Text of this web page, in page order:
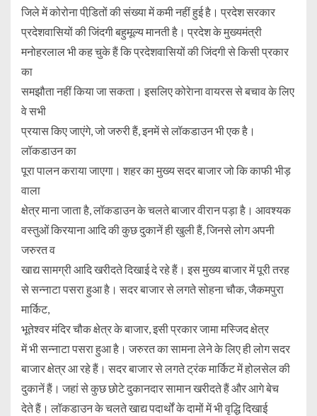
जिले में कोरोना पीडि़तों की संख्या में कमी नहीं हुई है। प्रदेश सरकार
प्रदेशवासियों की जिंदगी बहुमूल्य मानती है। प्रदेश के मुख्यमंत्री
मनोहरलाल भी कह चुके हैं कि प्रदेशवासियों की जिंदगी से किसी प्रकार
का
समझौता नहीं किया जा सकता। इसलिए कोरेाना वायरस से बचाव के लिए
वे सभी
प्रयास किए जाएंगे, जो जरुरी हैं, इनमें से लॉकडाउन भी एक है।
लॉकडाउन का
पूरा पालन कराया जाएगा। शहर का मुख्य सदर बाजार जो कि काफी भीड़
वाला
क्षेत्र माना जाता है, लॉकडाउन के चलते बाजार वीरान पड़ा है। आवश्यक
वस्तुओं किरयाना आदि की कुछ दुकानें ही खुली हैं, जिनसे लोग अपनी
जरुरत व
खाद्य सामग्री आदि खरीदते दिखाई दे रहे हैं। इस मुख्य बाजार में पूरी तरह
से सन्नाटा पसरा हुआ है। सदर बाजार से लगते सोहना चौक, जैकमपुरा
मार्किट,
भूतेश्वर मंदिर चौक क्षेत्र के बाजार, इसी प्रकार जामा मस्जिद क्षेत्र
में भी सन्नाटा पसरा हुआ है। जरुरत का सामना लेने के लिए ही लोग सदर
बाजार क्षेत्र आ रहे हैं। सदर बाजार से लगते ट्रंक मार्किट में होलसेल की
दुकानें हैं। जहां से कुछ छोटे दुकानदार सामान खरीदते हैं और आगे बेच
देते हैं। लॉकडाउन के चलते खाद्य पदार्थों के दामों में भी वृद्धि दिखाई